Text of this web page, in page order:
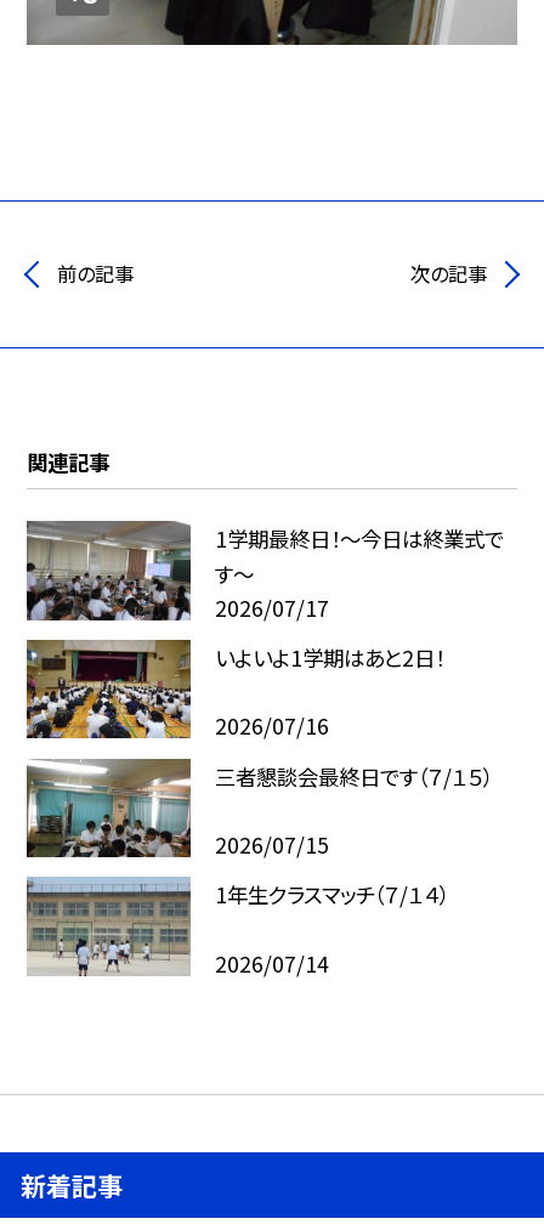
前の記事 次の記事
関連記事
1学期最終日！～今日は終業式で
す～
2026/07/17
いよいよ1学期はあと2日！
2026/07/16
三者懇談会最終日です（７/１５）
2026/07/15
1年生クラスマッチ（７/１４）
2026/07/14
新着記事